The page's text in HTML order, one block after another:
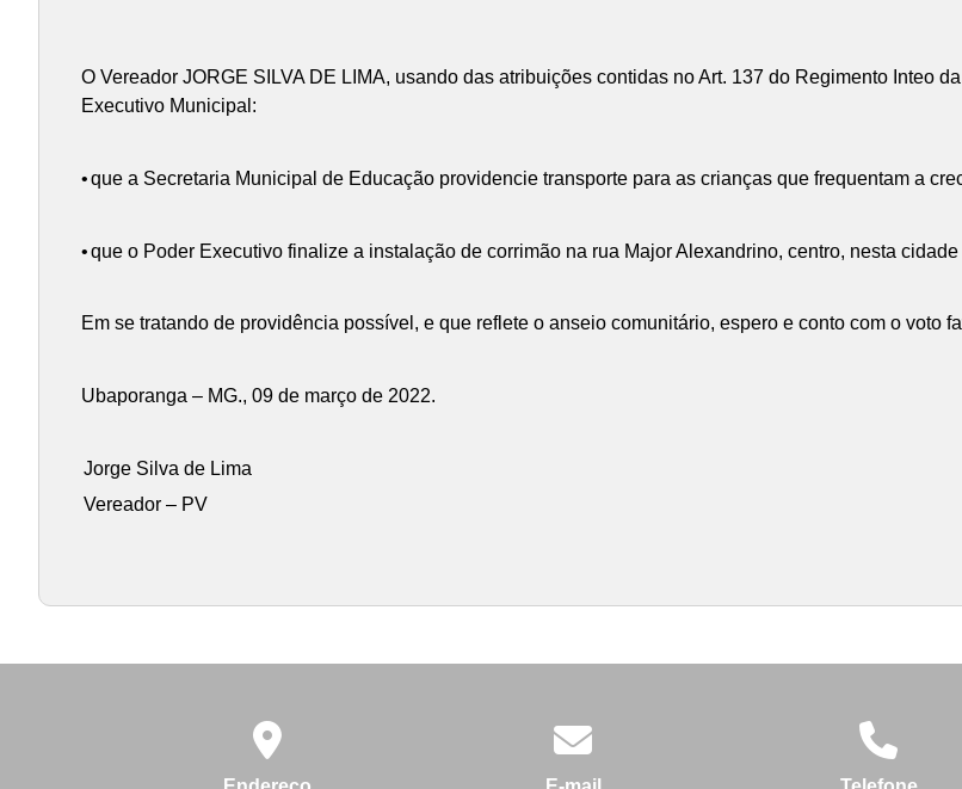
O Vereador JORGE SILVA DE LIMA, usando das atribuições contidas no Art. 137 do Regimento Inteo
Executivo Municipal:
•que a Secretaria Municipal de Educação providencie transporte para as crianças que frequentam a
•que o Poder Executivo finalize a instalação de corrimão na rua Major Alexandrino, centro, nesta cidade
Em se tratando de providência possível, e que reflete o anseio comunitário, espero e conto com o voto
Ubaporanga – MG., 09 de março de 2022.
Jorge Silva de Lima
Vereador – PV